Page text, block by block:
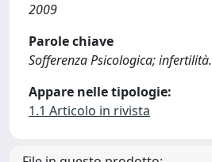
2009
Parole chiave
Sofferenza Psicologica; infertilità.
Appare nelle tipologie:
1.1 Articolo in rivista